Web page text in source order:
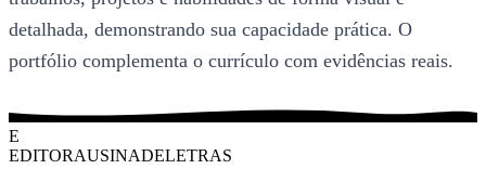
detalhada, demonstrando sua capacidade prática. O
portfólio complementa o currículo com evidências reais.
E
EDITORAUSINADELETRAS